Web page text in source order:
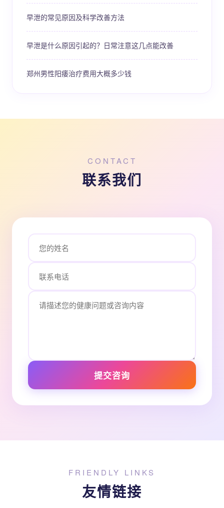
早泄的常见原因及科学改善方法
早泄是什么原因引起的？日常注意这几点能改善
郑州男性阳痿治疗费用大概多少钱
CONTACT
联系我们
提交咨询
FRIENDLY LINKS
友情链接